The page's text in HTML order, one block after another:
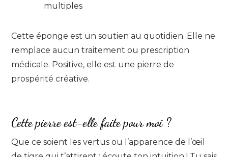
multiples
Cette éponge est un soutien au quotidien. Elle ne
remplace aucun traitement ou prescription
médicale. Positive, elle est une pierre de
prospérité créative.
Cette pierre est-elle faite pour moi ?
Que ce soient les vertus ou l’apparence de l’œil